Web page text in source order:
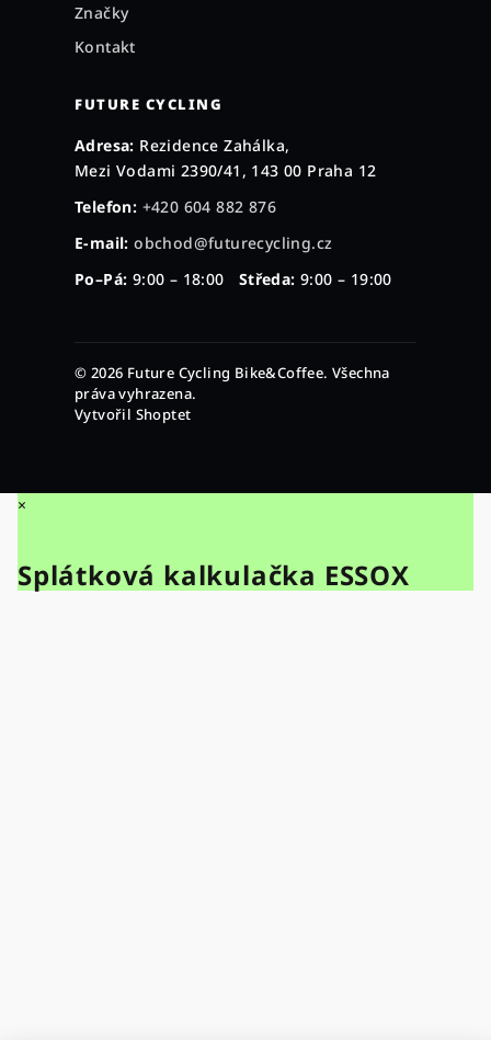
Značky
Kontakt
FUTURE CYCLING
Adresa: Rezidence Zahálka,
Mezi Vodami 2390/41, 143 00 Praha 12
Telefon: +420 604 882 876
E-mail: obchod@futurecycling.cz
Po–Pá: 9:00 – 18:00 Středa: 9:00 – 19:00
© 2026 Future Cycling Bike&Coffee. Všechna
práva vyhrazena.
Vytvořil Shoptet
×
Splátková kalkulačka ESSOX